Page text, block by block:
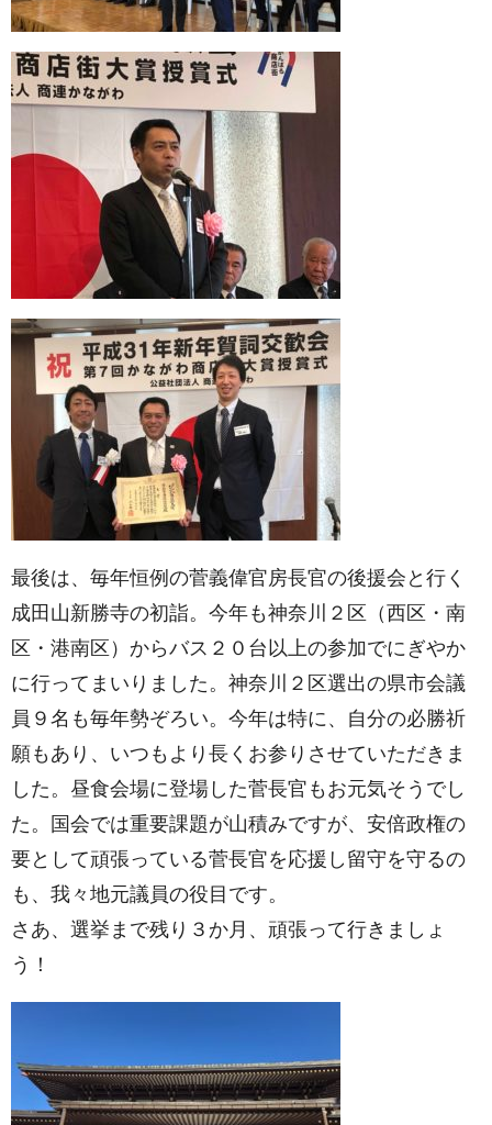
最後は、毎年恒例の菅義偉官房長官の後援会と行く
成田山新勝寺の初詣。今年も神奈川２区（西区・南
区・港南区）からバス２０台以上の参加でにぎやか
に行ってまいりました。神奈川２区選出の県市会議
員９名も毎年勢ぞろい。今年は特に、自分の必勝祈
願もあり、いつもより長くお参りさせていただきま
した。昼食会場に登場した菅長官もお元気そうでし
た。国会では重要課題が山積みですが、安倍政権の
要として頑張っている菅長官を応援し留守を守るの
も、我々地元議員の役目です。
さあ、選挙まで残り３か月、頑張って行きましょ
う！